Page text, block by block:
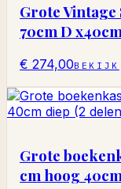
Grote
70cm D
€ 274,00BEKIJK
Grote
cm hoog